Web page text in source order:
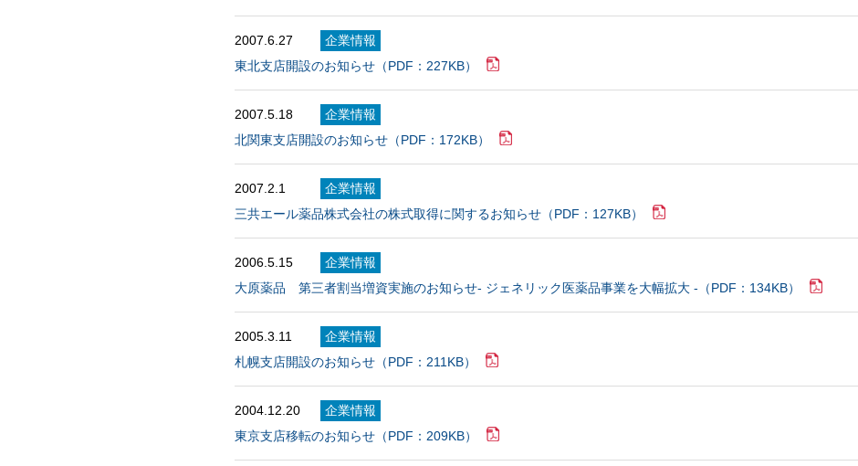
2007.6.27
企業情報
東北支店開設のお知らせ（PDF：227KB）
2007.5.18
企業情報
北関東支店開設のお知らせ（PDF：172KB）
2007.2.1
企業情報
三共エール薬品株式会社の株式取得に関するお知らせ（PDF：127KB）
2006.5.15
企業情報
大原薬品 第三者割当増資実施のお知らせ- ジェネリック医薬品事業を大幅拡大 -（PDF：134KB）
2005.3.11
企業情報
札幌支店開設のお知らせ（PDF：211KB）
2004.12.20
企業情報
東京支店移転のお知らせ（PDF：209KB）